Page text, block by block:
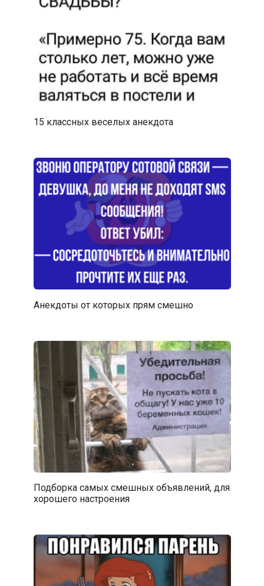
15 классных веселых анекдота
Анекдоты от которых прям смешно
Подборка самых смешных объявлений, для
хорошего настроения